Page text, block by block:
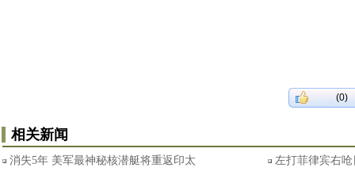
(0)
相关新闻
消失5年 美军最神秘核潜艇将重返印太 左打菲律宾右